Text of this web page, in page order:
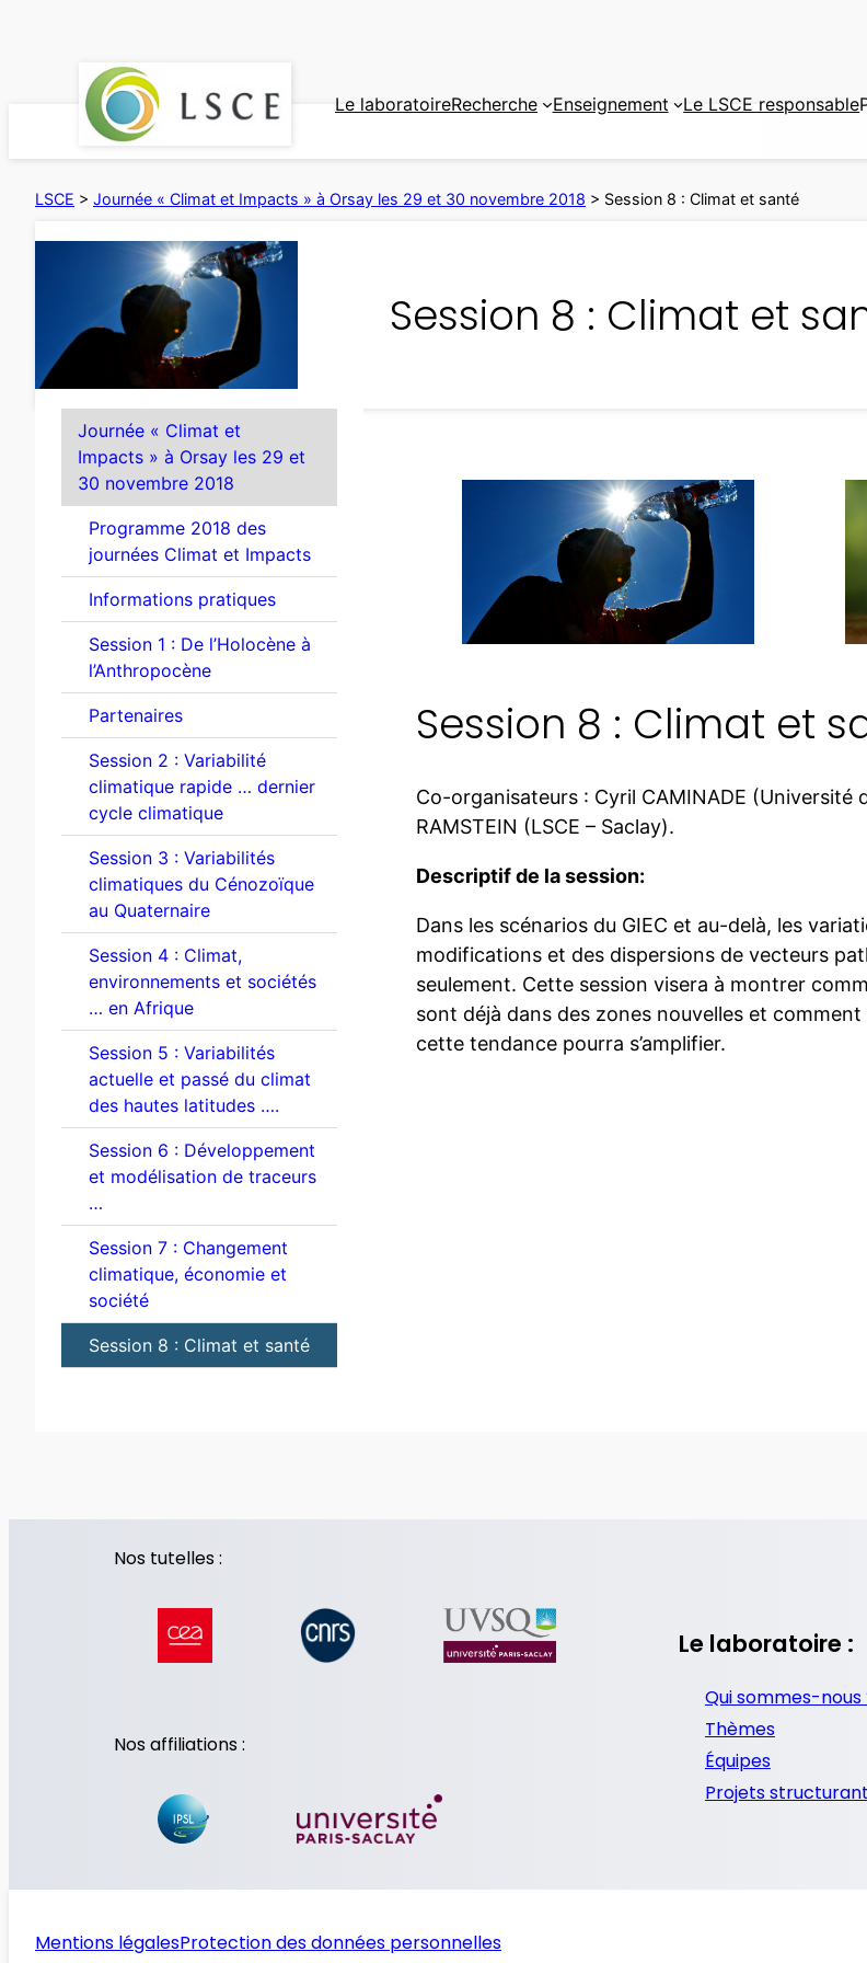
Le laboratoireRecherche Enseignement Le LSCE responsable
LSCE > Journée « Climat et Impacts » à Orsay les 29 et 30 novembre 2018 > Session 8 : Climat et santé
Session 8 : Climat et
Journée « Climat et
Impacts » à Orsay les 29 et
30 novembre 2018
Programme 2018 des
journées Climat et Impacts
Informations pratiques
Session 1 : De l’Holocène à
l’Anthropocène
Partenaires
Session 2 : Variabilité
climatique rapide … dernier
cycle climatique
Session 3 : Variabilités
climatiques du Cénozoïque
au Quaternaire
Session 4 : Climat,
environnements et sociétés
… en Afrique
Session 5 : Variabilités
actuelle et passé du climat
des hautes latitudes ….
Session 6 : Développement
et modélisation de traceurs
…
Session 7 : Changement
climatique, économie et
société
Session 8 : Climat et santé
Session 8 : Climat et
Co-organisateurs : Cyril CAMINADE (Université
RAMSTEIN (LSCE – Saclay).
Descriptif de la session:
Dans les scénarios du GIEC et au-delà, les
modifications et des dispersions de vecteurs
seulement. Cette session visera à montrer
sont déjà dans des zones nouvelles et
cette tendance pourra s’amplifier.
Nos tutelles :
Nos affiliations :
Le laboratoire :
Qui sommes-nous
Thèmes
Équipes
Projets
Mentions légalesProtection des données personnelles